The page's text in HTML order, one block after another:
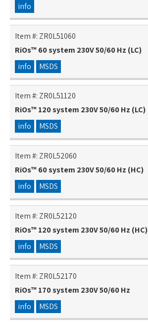
info
Item #: ZR0L51060
RiOs™ 60 system 230V 50/60 Hz (LC)
info
MSDS
Item #: ZR0L51120
RiOs™ 120 system 230V 50/60 Hz (LC)
info
MSDS
Item #: ZR0L52060
RiOs™ 60 system 230V 50/60 Hz (HC)
info
MSDS
Item #: ZR0L52120
RiOs™ 120 system 230V 50/60 Hz (HC)
info
MSDS
Item #: ZR0L52170
RiOs™ 170 system 230V 50/60 Hz
info
MSDS